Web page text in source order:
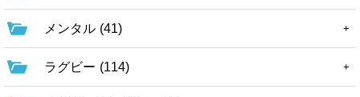
メンタル (41)
ラグビー (114)